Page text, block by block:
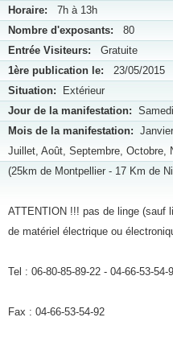
Horaire: 7h à 13h
Nombre d'exposants: 80
Entrée Visiteurs: Gratuite
1ère publication le: 23/05/2015
Situation: Extérieur
Jour de la manifestation: Samedi
Mois de la manifestation:
Juillet, Août, Septembre, Octobre,
(25km de Montpellier - 17 Km de
ATTENTION !!! pas de linge (sauf
de matériel électrique ou
Tel : 06-80-85-89-22 - 04-66-53-54-
Fax : 04-66-53-54-92